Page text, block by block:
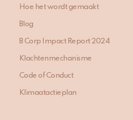
Hoe het wordt gemaakt
Blog
B Corp Impact Report 2024
Klachtenmechanisme
Code of Conduct
Klimaatactieplan